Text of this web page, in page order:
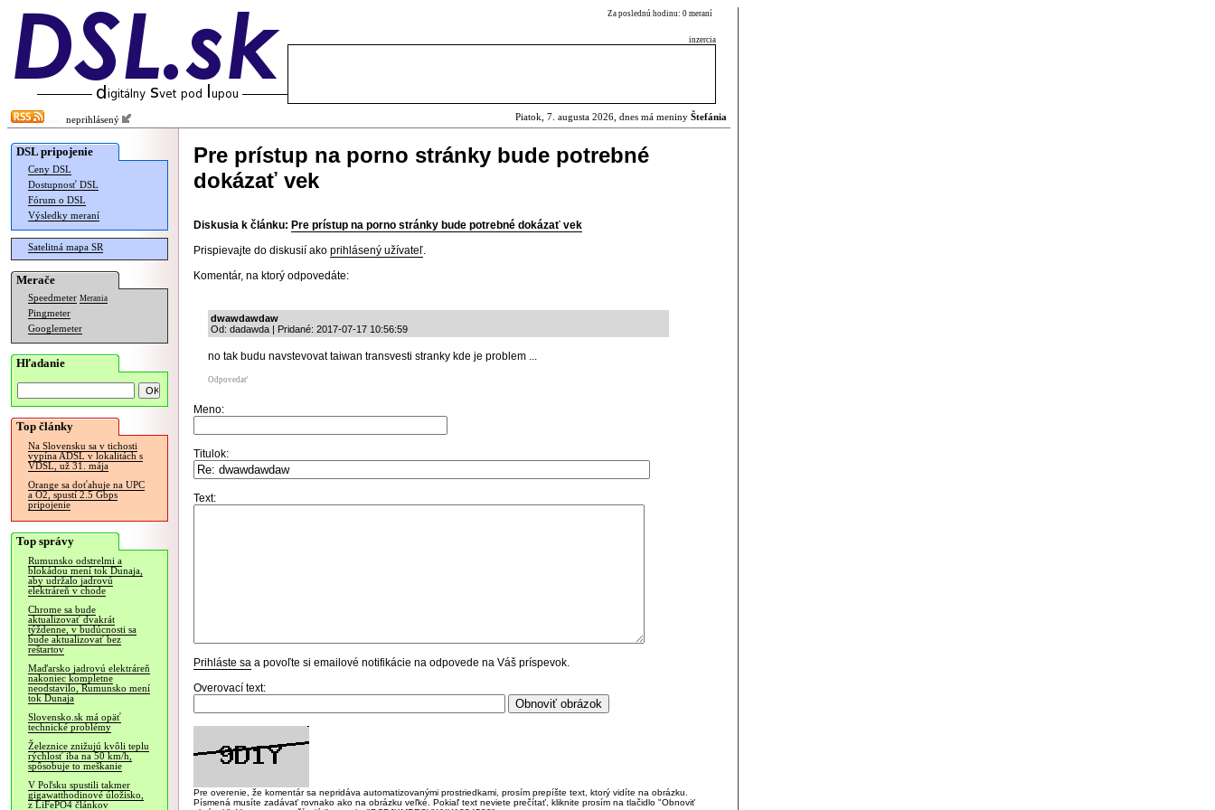
Za poslednú hodinu: 0 meraní
inzercia
neprihlásený Piatok, 7. augusta 2026, dnes má meniny Štefánia
DSL pripojenie
Ceny DSL
Dostupnosť DSL
Fórum o DSL
Výsledky meraní
Satelitná mapa SR
Merače
Speedmeter Merania
Pingmeter
Googlemeter
Hľadanie
Top články
Na Slovensku sa v tichosti
vypína ADSL v lokalitách s
VDSL, už 31. mája
Orange sa doťahuje na UPC
a O2, spustí 2.5 Gbps
pripojenie
Top správy
Rumunsko odstrelmi a
blokádou mení tok Dunaja,
aby udržalo jadrovú
elektráreň v chode
Chrome sa bude
aktualizovať dvakrát
týždenne, v budúcnosti sa
bude aktualizovať bez
reštartov
Maďarsko jadrovú elektráreň
nakoniec kompletne
neodstavilo, Rumunsko mení
tok Dunaja
Slovensko.sk má opäť
technické problémy
Železnice znižujú kvôli teplu
rýchlosť iba na 50 km/h,
spôsobuje to meškanie
V Poľsku spustili takmer
gigawatthodinové úložisko,
z LiFePO4 článkov
Pre prístup na porno stránky bude potrebné
dokázať vek
Diskusia k článku: Pre prístup na porno stránky bude potrebné dokázať vek
Prispievajte do diskusií ako prihlásený užívateľ.
Komentár, na ktorý odpovedáte:
dwawdawdaw
Od: dadawda | Pridané: 2017-07-17 10:56:59
no tak budu navstevovat taiwan transvesti stranky kde je problem ...
Odpovedať
Meno:
Titulok:
Text:
Prihláste sa a povoľte si emailové notifikácie na odpovede na Váš príspevok.
Overovací text:
Pre overenie, že komentár sa nepridáva automatizovanými prostriedkami, prosím prepíšte text, ktorý vidíte na obrázku.
Písmená musíte zadávať rovnako ako na obrázku veľké. Pokiaľ text neviete prečítať, kliknite prosím na tlačidlo "Obnoviť